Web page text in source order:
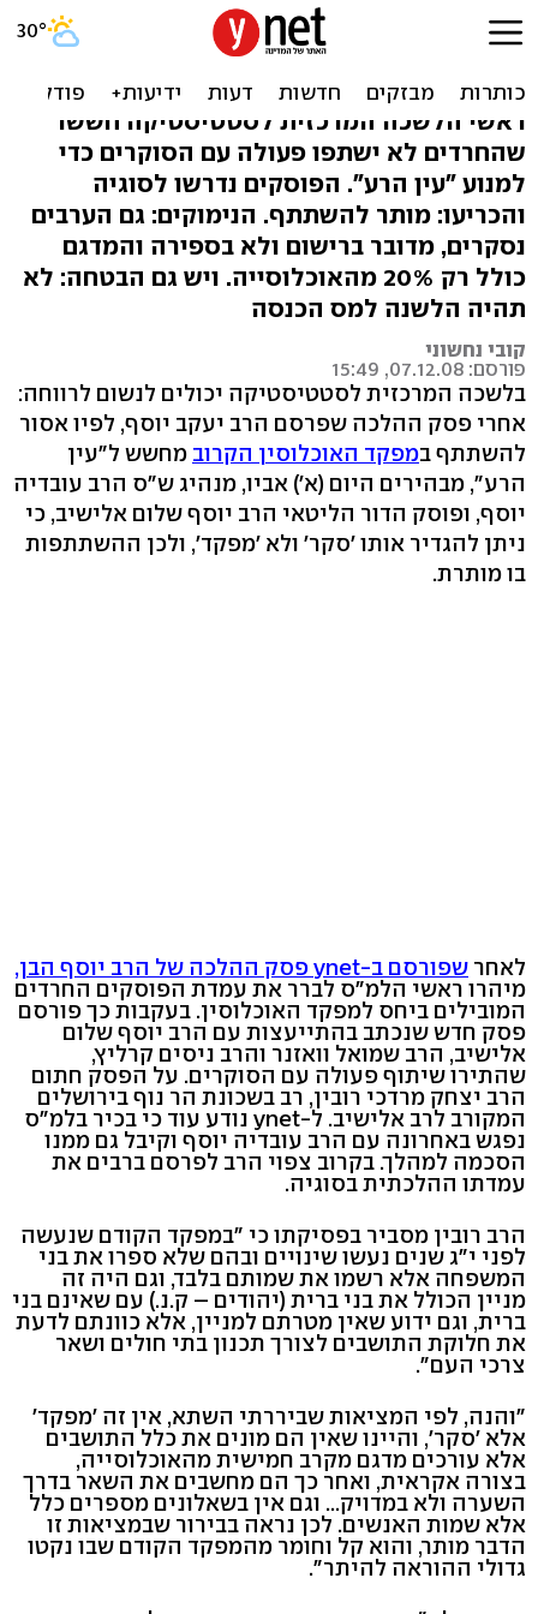
הרבנים עובדיה ואלישיב:
מותר להשתתף במפקד
ראשי הלשכה המרכזית לסטטיסטיקה חששו
שהחרדים לא ישתפו פעולה עם הסוקרים כדי
למנוע "עין הרע". הפוסקים נדרשו לסוגיה
והכריעו: מותר להשתתף. הנימוקים: גם הערבים
נסקרים, מדובר ברישום ולא בספירה והמדגם
כולל רק 20% מהאוכלוסייה. ויש גם הבטחה: לא
תהיה הלשנה למס הכנסה
קובי נחשוני
פורסם: 07.12.08, 15:49
בלשכה המרכזית לסטטיסטיקה יכולים לנשום לרווחה:
אחרי פסק ההלכה שפרסם הרב יעקב יוסף, לפיו אסור
להשתתף במפקד האוכלוסין הקרוב מחשש ל"עין
הרע", מבהירים היום (א') אביו, מנהיג ש"ס הרב עובדיה
יוסף, ופוסק הדור הליטאי הרב יוסף שלום אלישיב, כי
ניתן להגדיר אותו 'סקר' ולא 'מפקד', ולכן ההשתתפות
בו מותרת.
לאחר שפורסם ב-ynet פסק ההלכה של הרב יוסף הבן,
מיהרו ראשי הלמ"ס לברר את עמדת הפוסקים החרדים
המובילים ביחס למפקד האוכלוסין. בעקבות כך פורסם
פסק חדש שנכתב בהתייעצות עם הרב יוסף שלום
אלישיב, הרב שמואל וואזנר והרב ניסים קרליץ,
שהתירו שיתוף פעולה עם הסוקרים. על הפסק חתום
הרב יצחק מרדכי רובין, רב בשכונת הר נוף בירושלים
המקורב לרב אלישיב. ל-ynet נודע עוד כי בכיר בלמ"ס
נפגש באחרונה עם הרב עובדיה יוסף וקיבל גם ממנו
הסכמה למהלך. בקרוב צפוי הרב לפרסם ברבים את
עמדתו ההלכתית בסוגיה.
הרב רובין מסביר בפסיקתו כי "במפקד הקודם שנעשה
לפני י"ג שנים נעשו שינויים ובהם שלא ספרו את בני
המשפחה אלא רשמו את שמותם בלבד, וגם היה זה
מניין הכולל את בני ברית (יהודים – ק.נ.) עם שאינם בני
ברית, וגם ידוע שאין מטרתם למניין, אלא כוונתם לדעת
את חלוקת התושבים לצורך תכנון בתי חולים ושאר
צרכי העם".
"והנה, לפי המציאות שביררתי השתא, אין זה 'מפקד'
אלא 'סקר', והיינו שאין הם מונים את כלל התושבים
אלא עורכים מדגם מקרב חמישית מהאוכלוסייה,
בצורה אקראית, ואחר כך הם מחשבים את השאר בדרך
השערה ולא במדויק... וגם אין בשאלונים מספרים כלל
אלא שמות האנשים. לכן נראה בבירור שבמציאות זו
הדבר מותר, והוא קל וחומר מהמפקד הקודם שבו נקטו
גדולי ההוראה להיתר".